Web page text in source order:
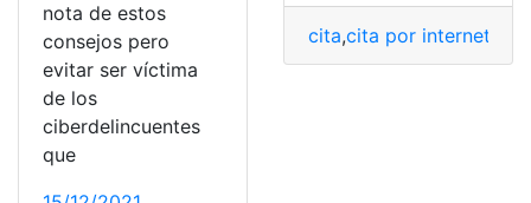
nota de estos
consejos pero
evitar ser víctima
de los
ciberdelincuentes
que
cita,cita por internet